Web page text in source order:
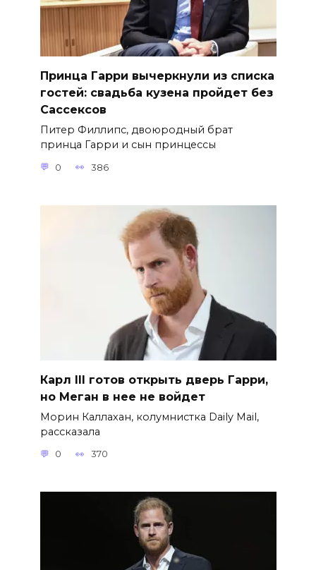
Принца Гарри вычеркнули из списка
гостей: свадьба кузена пройдет без
Сассексов
Питер Филлипс, двоюродный брат
принца Гарри и сын принцессы
0 386
Карл III готов открыть дверь Гарри,
но Меган в нее не войдет
Морин Каллахан, колумнистка Daily Mail,
рассказала
0 370